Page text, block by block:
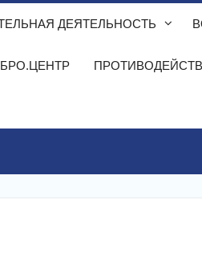
ДЕЯТЕЛЬНОСТЬ